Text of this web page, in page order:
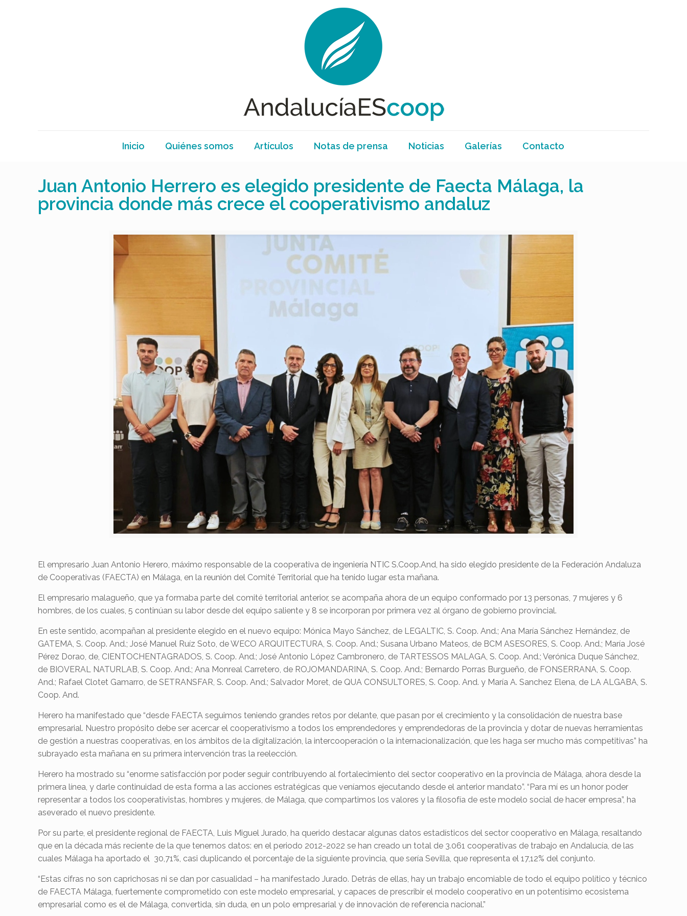
Inicio Quiénes somos Artículos Notas de prensa Noticias Galerías Contacto
Juan Antonio Herrero es elegido presidente de Faecta Málaga, la
provincia donde más crece el cooperativismo andaluz
El empresario Juan Antonio Herero, máximo responsable de la cooperativa de ingeniería NTIC S.Coop.And, ha sido elegido presidente de la Federación Andaluza
de Cooperativas (FAECTA) en Málaga, en la reunión del Comité Territorial que ha tenido lugar esta mañana.
El empresario malagueño, que ya formaba parte del comité territorial anterior, se acompaña ahora de un equipo conformado por 13 personas, 7 mujeres y 6
hombres, de los cuales, 5 continúan su labor desde del equipo saliente y 8 se incorporan por primera vez al órgano de gobierno provincial.
En este sentido, acompañan al presidente elegido en el nuevo equipo: Mónica Mayo Sánchez, de LEGALTIC, S. Coop. And.; Ana María Sánchez Hernández, de
GATEMA, S. Coop. And.; José Manuel Ruíz Soto, de WECO ARQUITECTURA, S. Coop. And.; Susana Urbano Mateos, de BCM ASESORES, S. Coop. And.; María José
Pérez Dorao, de, CIENTOCHENTAGRADOS, S. Coop. And.; José Antonio López Cambronero, de TARTESSOS MALAGA, S. Coop. And.; Verónica Duque Sánchez,
de BIOVERAL NATURLAB, S. Coop. And.; Ana Monreal Carretero, de ROJOMANDARINA, S. Coop. And.; Bernardo Porras Burgueño, de FONSERRANA, S. Coop.
And.; Rafael Clotet Gamarro, de SETRANSFAR, S. Coop. And.; Salvador Moret, de QUA CONSULTORES, S. Coop. And. y María A. Sanchez Elena, de LA ALGABA, S.
Coop. And.
Herero ha manifestado que “desde FAECTA seguimos teniendo grandes retos por delante, que pasan por el crecimiento y la consolidación de nuestra base
empresarial. Nuestro propósito debe ser acercar el cooperativismo a todos los emprendedores y emprendedoras de la provincia y dotar de nuevas herramientas
de gestión a nuestras cooperativas, en los ámbitos de la digitalización, la intercooperación o la internacionalización, que les haga ser mucho más competitivas” ha
subrayado esta mañana en su primera intervención tras la reelección.
Herero ha mostrado su “enorme satisfacción por poder seguir contribuyendo al fortalecimiento del sector cooperativo en la provincia de Málaga, ahora desde la
primera línea, y darle continuidad de esta forma a las acciones estratégicas que veníamos ejecutando desde el anterior mandato”. “Para mí es un honor poder
representar a todos los cooperativistas, hombres y mujeres, de Málaga, que compartimos los valores y la filosofía de este modelo social de hacer empresa”, ha
aseverado el nuevo presidente.
Por su parte, el presidente regional de FAECTA, Luis Miguel Jurado, ha querido destacar algunas datos estadísticos del sector cooperativo en Málaga, resaltando
que en la década más reciente de la que tenemos datos: en el periodo 2012-2022 se han creado un total de 3.061 cooperativas de trabajo en Andalucía, de las
cuales Málaga ha aportado el 30,71%, casi duplicando el porcentaje de la siguiente provincia, que sería Sevilla, que representa el 17,12% del conjunto.
“Estas cifras no son caprichosas ni se dan por casualidad – ha manifestado Jurado. Detrás de ellas, hay un trabajo encomiable de todo el equipo político y técnico
de FAECTA Málaga, fuertemente comprometido con este modelo empresarial, y capaces de prescribir el modelo cooperativo en un potentísimo ecosistema
empresarial como es el de Málaga, convertida, sin duda, en un polo empresarial y de innovación de referencia nacional.”